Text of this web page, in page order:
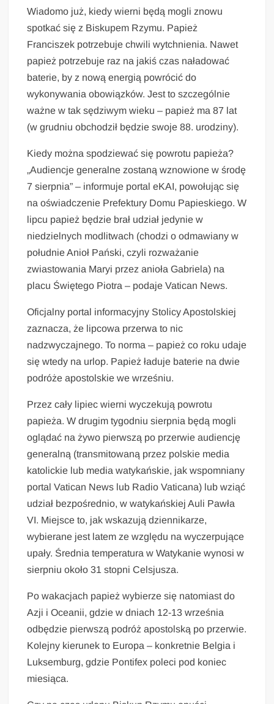
Wiadomo już, kiedy wierni będą mogli znowu
spotkać się z Biskupem Rzymu. Papież
Franciszek potrzebuje chwili wytchnienia. Nawet
papież potrzebuje raz na jakiś czas naładować
baterie, by z nową energią powrócić do
wykonywania obowiązków. Jest to szczególnie
ważne w tak sędziwym wieku – papież ma 87 lat
(w grudniu obchodził będzie swoje 88. urodziny).
Kiedy można spodziewać się powrotu papieża?
„Audiencje generalne zostaną wznowione w środę
7 sierpnia” – informuje portal eKAI, powołując się
na oświadczenie Prefektury Domu Papieskiego. W
lipcu papież będzie brał udział jedynie w
niedzielnych modlitwach (chodzi o odmawiany w
południe Anioł Pański, czyli rozważanie
zwiastowania Maryi przez anioła Gabriela) na
placu Świętego Piotra – podaje Vatican News.
Oficjalny portal informacyjny Stolicy Apostolskiej
zaznacza, że lipcowa przerwa to nic
nadzwyczajnego. To norma – papież co roku udaje
się wtedy na urlop. Papież ładuje baterie na dwie
podróże apostolskie we wrześniu.
Przez cały lipiec wierni wyczekują powrotu
papieża. W drugim tygodniu sierpnia będą mogli
oglądać na żywo pierwszą po przerwie audiencję
generalną (transmitowaną przez polskie media
katolickie lub media watykańskie, jak wspomniany
portal Vatican News lub Radio Vaticana) lub wziąć
udział bezpośrednio, w watykańskiej Auli Pawła
VI. Miejsce to, jak wskazują dziennikarze,
wybierane jest latem ze względu na wyczerpujące
upały. Średnia temperatura w Watykanie wynosi w
sierpniu około 31 stopni Celsjusza.
Po wakacjach papież wybierze się natomiast do
Azji i Oceanii, gdzie w dniach 12-13 września
odbędzie pierwszą podróż apostolską po przerwie.
Kolejny kierunek to Europa – konkretnie Belgia i
Luksemburg, gdzie Pontifex poleci pod koniec
miesiąca.